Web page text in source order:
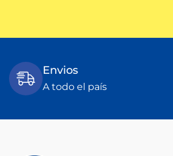
Envios
A todo el país